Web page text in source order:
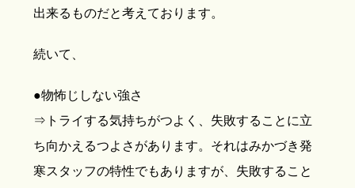
出来るものだと考えております。
続いて、
●物怖じしない強さ
⇒トライする気持ちがつよく、失敗することに立
ち向かえるつよさがあります。それはみかづき発
寒スタッフの特性でもありますが、失敗すること